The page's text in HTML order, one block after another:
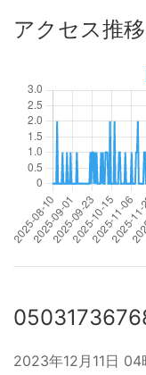
アクセス推
2023年12月11日 04